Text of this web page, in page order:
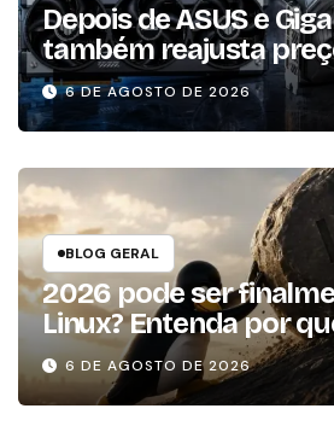
Depois de ASUS e
também reajusta
em mais de 20%
6 DE AGOSTO DE 2026
BLOG GERAL
2026 pode ser
Linux? Entenda por
previsão voltou à tona
6 DE AGOSTO DE 2026